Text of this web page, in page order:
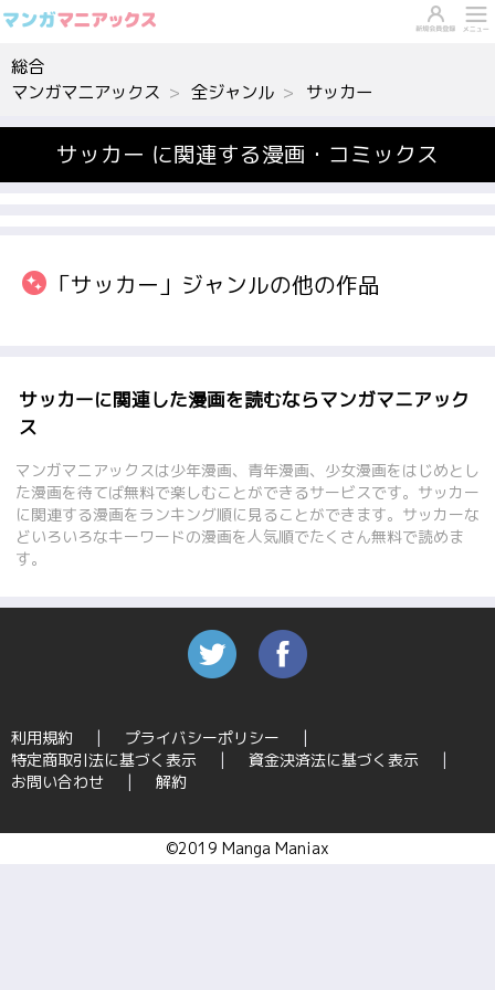
総合
マンガマニアックス
全ジャンル サッカー
サッカー に関連する漫画・コミックス
「サッカー」ジャンルの他の作品
サッカーに関連した漫画を読むならマンガマニアック
ス
マンガマニアックスは少年漫画、青年漫画、少女漫画をはじめとし
た漫画を待てば無料で楽しむことができるサービスです。サッカー
に関連する漫画をランキング順に見ることができます。サッカーな
どいろいろなキーワードの漫画を人気順でたくさん無料で読めま
す。
利用規約
プライバシーポリシー
特定商取引法に基づく表示
資金決済法に基づく表示
お問い合わせ
解約
©2019 Manga Maniax